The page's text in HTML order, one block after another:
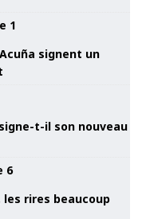
signent un
t-il son nouveau
les rires beaucoup